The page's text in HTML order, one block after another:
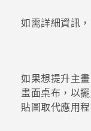
如需詳細資訊
如果想提升主
畫面桌布，以
貼圖取代應用